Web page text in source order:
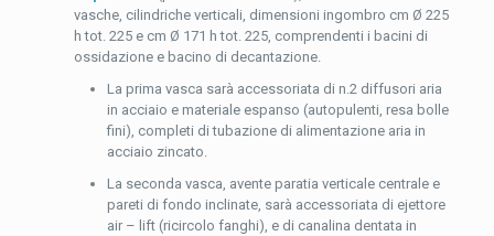
vasche, cilindriche verticali, dimensioni ingombro cm Ø 225
h tot. 225 e cm Ø 171 h tot. 225, comprendenti i bacini di
ossidazione e bacino di decantazione.
La prima vasca sarà accessoriata di n.2 diffusori aria
in acciaio e materiale espanso (autopulenti, resa bolle
fini), completi di tubazione di alimentazione aria in
acciaio zincato.
La seconda vasca, avente paratia verticale centrale e
pareti di fondo inclinate, sarà accessoriata di ejettore
air – lift (ricircolo fanghi), e di canalina dentata in